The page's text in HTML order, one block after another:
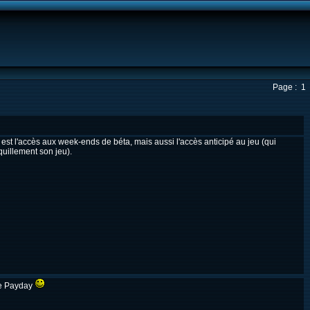
Page : 1
l'accès aux week-ends de béta, mais aussi l'accès anticipé au jeu (qui
son jeu).
Payday